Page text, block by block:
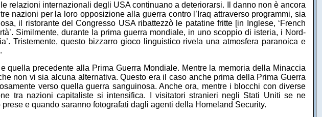
relazioni internazionali degli USA continuano a deteriorarsi. Il danno non è ancora
nazioni per la loro opposizione alla guerra contro l’Iraq attraverso programmi, sia
il ristorante del Congresso USA ribattezzò le patatine fritte [in Inglese, ‘French
Similmente, durante la prima guerra mondiale, in uno scoppio di isteria, i Nord-
Tristemente, questo bizzarro gioco linguistico rivela una atmosfera paranoica e
precedente alla Prima Guerra Mondiale. Mentre la memoria della Minaccia
non vi sia alcuna alternativa. Questo era il caso anche prima della Prima Guerra
verso quella guerra sanguinosa. Anche ora, mentre i blocchi con diverse
tra nazioni capitaliste si intensifica. I visitatori stranieri negli Stati Uniti se ne
e quando saranno fotografati dagli agenti della Homeland Security.